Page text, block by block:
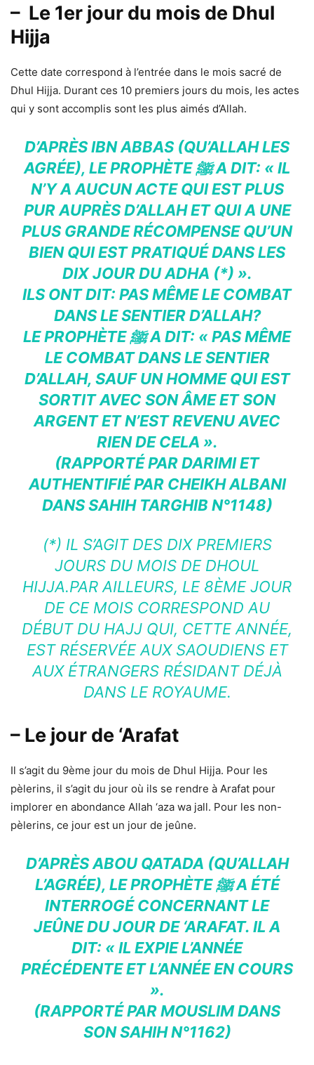
– Le 1er jour du mois de Dhul
Hijja
Cette date correspond à l’entrée dans le mois sacré de
Dhul Hijja. Durant ces 10 premiers jours du mois, les actes
qui y sont accomplis sont les plus aimés d’Allah.
D’APRÈS IBN ABBAS (QU’ALLAH LES
AGRÉE), LE PROPHÈTE ﷺ A DIT: « IL
N’Y A AUCUN ACTE QUI EST PLUS
PUR AUPRÈS D’ALLAH ET QUI A UNE
PLUS GRANDE RÉCOMPENSE QU’UN
BIEN QUI EST PRATIQUÉ DANS LES
DIX JOUR DU ADHA (*) ».
ILS ONT DIT: PAS MÊME LE COMBAT
DANS LE SENTIER D’ALLAH?
LE PROPHÈTE ﷺ A DIT: « PAS MÊME
LE COMBAT DANS LE SENTIER
D’ALLAH, SAUF UN HOMME QUI EST
SORTIT AVEC SON ÂME ET SON
ARGENT ET N’EST REVENU AVEC
RIEN DE CELA ».
(RAPPORTÉ PAR DARIMI ET
AUTHENTIFIÉ PAR CHEIKH ALBANI
DANS SAHIH TARGHIB N°1148)
(*) IL S’AGIT DES DIX PREMIERS
JOURS DU MOIS DE DHOUL
HIJJA.PAR AILLEURS, LE 8ÈME JOUR
DE CE MOIS CORRESPOND AU
DÉBUT DU HAJJ QUI, CETTE ANNÉE,
EST RÉSERVÉE AUX SAOUDIENS ET
AUX ÉTRANGERS RÉSIDANT DÉJÀ
DANS LE ROYAUME.
– Le jour de ‘Arafat
Il s’agit du 9ème jour du mois de Dhul Hijja. Pour les
pèlerins, il s’agit du jour où ils se rendre à Arafat pour
implorer en abondance Allah ‘aza wa jall. Pour les non-
pèlerins, ce jour est un jour de jeûne.
D’APRÈS ABOU QATADA (QU’ALLAH
L’AGRÉE), LE PROPHÈTE ﷺ A ÉTÉ
INTERROGÉ CONCERNANT LE
JEÛNE DU JOUR DE ‘ARAFAT. IL A
DIT: « IL EXPIE L’ANNÉE
PRÉCÉDENTE ET L’ANNÉE EN COURS
».
(RAPPORTÉ PAR MOUSLIM DANS
SON SAHIH N°1162)